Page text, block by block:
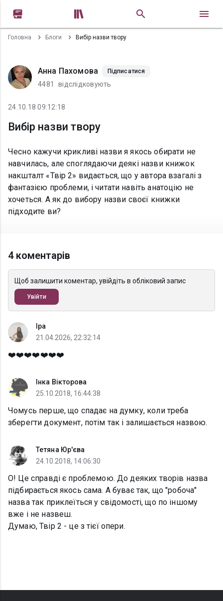
 
Головна Блоги Вибір назви твору
Анна Пахомова Підписатися
4481 відслідковують
24.10.18 09:12:18
Вибір назви твору
Чесно кажучи крикливі назви я якось обирати не
навчилась, але споглядаючи деякі назви книжок
накшталт «Твір 2» видається, що у автора взагалі з
фантазією проблеми, і читати навіть анатоцію не
хочеться. А як до вибору назви своєї книжки
підходите ви?
4 коментарів
Щоб залишити коментар, увійдіть в обліковий запис
Увійти
Іра
21.04.2026, 22:32:14
❤️❤️❤️❤️❤️❤️❤️
Інка Вікторова
25.10.2018, 16:44:38
Чомусь перше, що спадає на думку, коли треба
зберегти документ, потім так і залишається назвою.
Тетяна Юр'єва
24.10.2018, 14:06:30
О! Це справді є проблемою. До деяких творів назва
підбирається якось сама. А буває так, що "робоча"
назва так приклеїться у свідомості, що по іншому
вже і не назвеш.
Думаю, Твір 2 - це з тієї опери.